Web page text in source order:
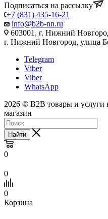
Подписаться на рассылку
+7 (831) 435-16-21
info@b2b-nn.ru
603001, г. Нижний
г. Нижний Новгород, улица
Telegram
Viber
Viber
WhatsApp
2026 © B2B товары и
магазин
Найти
0
0
0
Корзина